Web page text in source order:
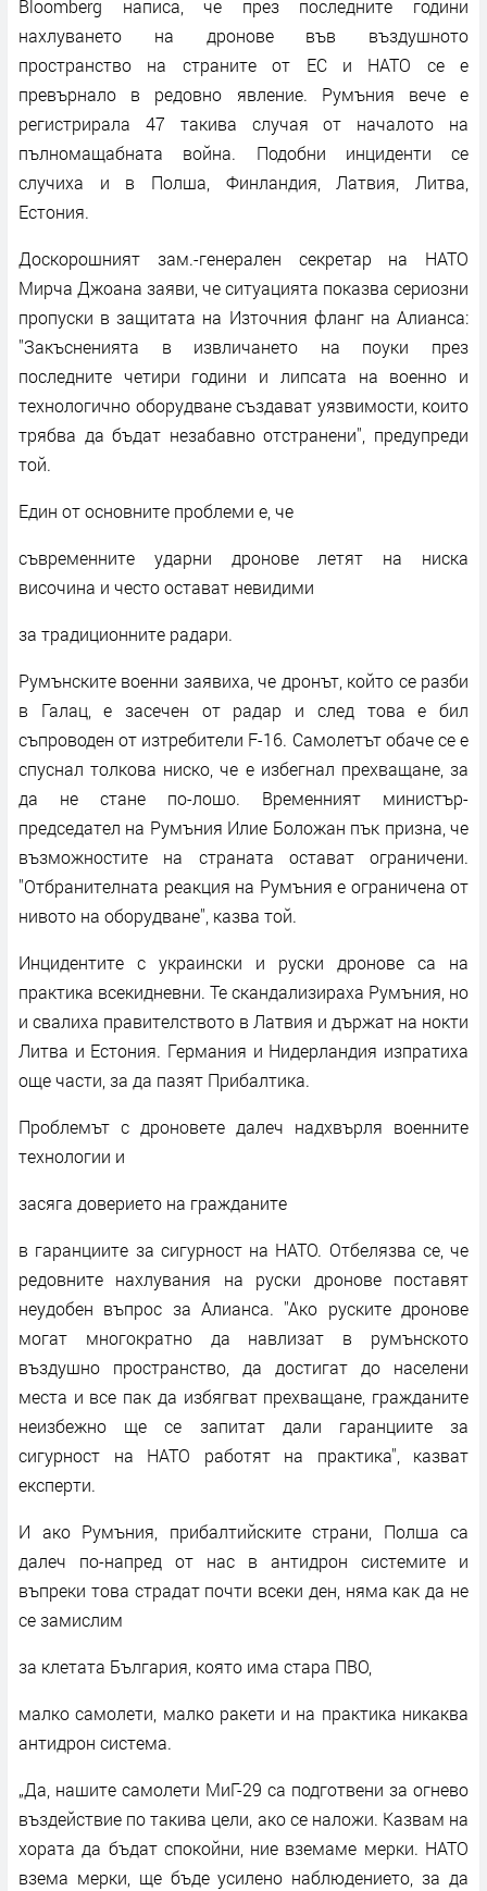
Bloomberg написа, че през последните години
нахлуването на дронове във въздушното
пространство на страните от ЕС и НАТО се е
превърнало в редовно явление. Румъния вече е
регистрирала 47 такива случая от началото на
пълномащабната война. Подобни инциденти се
случиха и в Полша, Финландия, Латвия, Литва,
Естония.
Доскорошният зам.-генерален секретар на НАТО
Мирча Джоана заяви, че ситуацията показва сериозни
пропуски в защитата на Източния фланг на Алианса:
''Закъсненията в извличането на поуки през
последните четири години и липсата на военно и
технологично оборудване създават уязвимости, които
трябва да бъдат незабавно отстранени'', предупреди
той.
Един от основните проблеми е, че
съвременните ударни дронове летят на ниска
височина и често остават невидими
за традиционните радари.
Румънските военни заявиха, че дронът, който се разби
в Галац, е засечен от радар и след това е бил
съпроводен от изтребители F-16. Самолетът обаче се е
спуснал толкова ниско, че е избегнал прехващане, за
да не стане по-лошо. Временният министър-
председател на Румъния Илие Боложан пък призна, че
възможностите на страната остават ограничени.
''Отбранителната реакция на Румъния е ограничена от
нивото на оборудване'', казва той.
Инцидентите с украински и руски дронове са на
практика всекидневни. Те скандализираха Румъния, но
и свалиха правителството в Латвия и държат на нокти
Литва и Естония. Германия и Нидерландия изпратиха
още части, за да пазят Прибалтика.
Проблемът с дроновете далеч надхвърля военните
технологии и
засяга доверието на гражданите
в гаранциите за сигурност на НАТО. Отбелязва се, че
редовните нахлувания на руски дронове поставят
неудобен въпрос за Алианса. ''Ако руските дронове
могат многократно да навлизат в румънското
въздушно пространство, да достигат до населени
места и все пак да избягват прехващане, гражданите
неизбежно ще се запитат дали гаранциите за
сигурност на НАТО работят на практика'', казват
експерти.
И ако Румъния, прибалтийските страни, Полша са
далеч по-напред от нас в антидрон системите и
въпреки това страдат почти всеки ден, няма как да не
се замислим
за клетата България, която има стара ПВО,
малко самолети, малко ракети и на практика никаква
антидрон система.
„Да, нашите самолети МиГ-29 са подготвени за огнево
въздействие по такива цели, ако се наложи. Казвам на
хората да бъдат спокойни, ние вземаме мерки. НАТО
взема мерки, ще бъде усилено наблюдението, за да